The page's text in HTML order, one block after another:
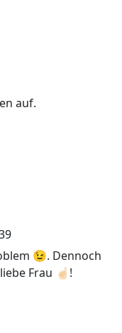
auf.
😉. Dennoch
Frau ☝🏻!